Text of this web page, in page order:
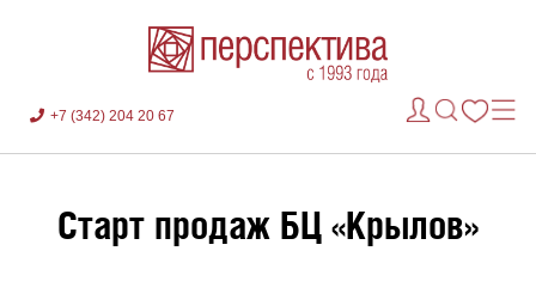
+7 (342) 204 20 67
Старт продаж БЦ «Крылов»